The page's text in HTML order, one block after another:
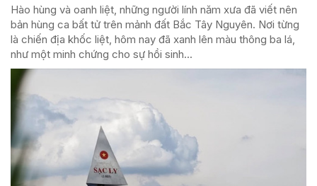
Hào hùng và oanh liệt, những người lính năm xưa đã viết nên
bản hùng ca bất tử trên mảnh đất Bắc Tây Nguyên. Nơi từng
là chiến địa khốc liệt, hôm nay đã xanh lên màu thông ba lá,
như một minh chứng cho sự hồi sinh...